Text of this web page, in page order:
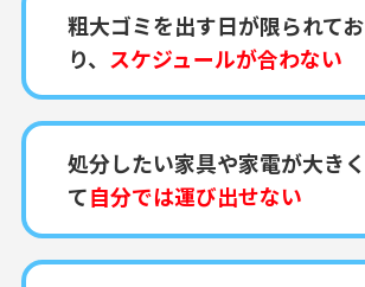
粗大ゴミを出す日が限られてお
り、 スケジュールが合わない
処分したい家具や家電が大きく
て自分では運び出せない